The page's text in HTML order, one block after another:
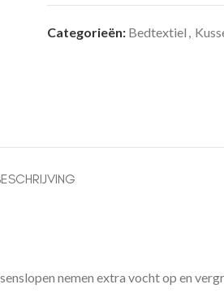
Categorieën: Bedtextiel ,
nemen extra vocht op en